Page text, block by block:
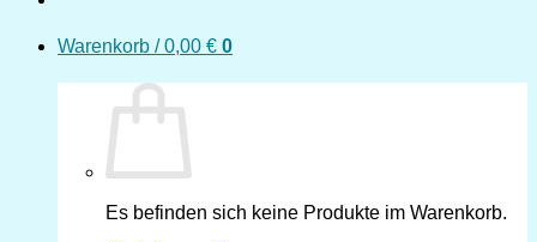
Warenkorb /0,00 € 0
Es befinden sich keine Produkte im Warenkorb.